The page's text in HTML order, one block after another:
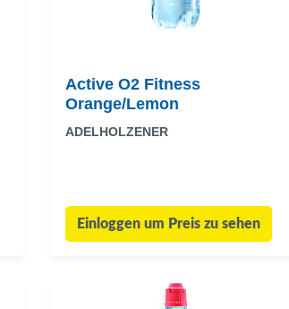
Active O2 Fitness
Orange/Lemon
ADELHOLZENER
Einloggen um Preis zu sehen